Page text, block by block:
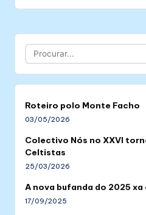
Buscar
Roteiro polo Monte Facho
03/05/2026
Colectivo Nós no XXVI
Celtistas
25/03/2026
A nova bufanda do 2025 xa
17/09/2025